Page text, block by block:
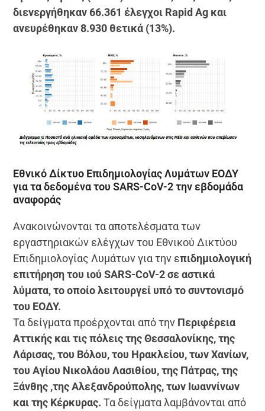
διενεργήθηκαν 66.361 έλεγχοι Rapid Ag και
ανευρέθηκαν 8.930 θετικά (13%).
Εθνικό Δίκτυο Επιδημιολογίας Λυμάτων ΕΟΔΥ
για τα δεδομένα του SARS-CoV-2 την εβδομάδα
αναφοράς
Ανακοινώνονται τα αποτελέσματα των
εργαστηριακών ελέγχων του Εθνικού Δικτύου
Επιδημιολογίας Λυμάτων για την επιδημιολογική
επιτήρηση του ιού SARS-CoV-2 σε αστικά
λύματα, το οποίο λειτουργεί υπό το συντονισμό
του ΕΟΔΥ.
Τα δείγματα προέρχονται από την Περιφέρεια
Αττικής και τις πόλεις της Θεσσαλονίκης, της
Λάρισας, του Βόλου, του Ηρακλείου, των Χανίων,
του Αγίου Νικολάου Λασιθίου, της Πάτρας, της
Ξάνθης ,της Αλεξανδρούπολης, των Ιωαννίνων
και της Κέρκυρας. Τα δείγματα λαμβάνονται από